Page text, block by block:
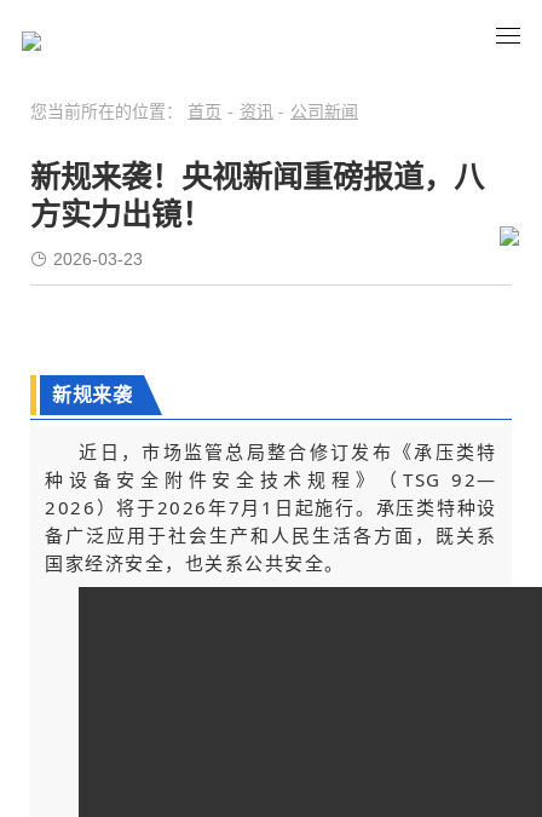
您当前所在的位置： 首页 - 资讯 - 公司新闻
新规来袭！央视新闻重磅报道，八
方实力出镜！
2026-03-23
新规来袭
近日，市场监管总局整合修订发布《承压类特
种设备安全附件安全技术规程》（TSG 92—
2026）将于2026年7月1日起施行。 承压类特种设
备广泛应用于社会生产和人民生活各方面，既关系
国家经济安全，也关系公共安全。